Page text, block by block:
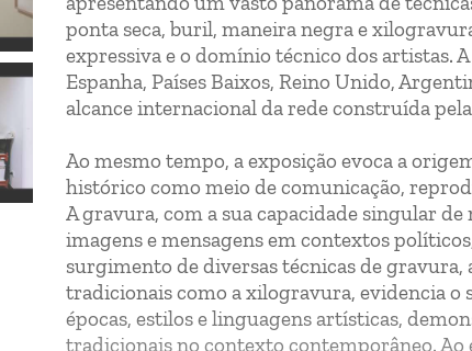
ponta seca, buril, maneira negra e
expressiva e o domínio técnico dos artistas.
Espanha, Países Baixos, Reino Unido,
alcance internacional da rede construída
Ao mesmo tempo, a exposição evoca a
histórico como meio de comunicação,
A gravura, com a sua capacidade singular
imagens e mensagens em contextos
surgimento de diversas técnicas de
tradicionais como a xilogravura, evidencia o
épocas, estilos e linguagens artísticas,
tradicionais no contexto contemporâneo.